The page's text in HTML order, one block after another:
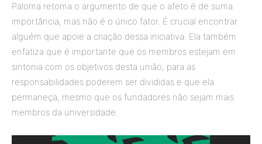
Paloma retoma o argumento de que o afeto é de suma
importância, mas não é o único fator. É crucial encontrar
alguém que apoie a criação dessa iniciativa. Ela também
enfatiza que é importante que os membros estejam em
sintonia com os objetivos desta união, para as
responsabilidades poderem ser divididas e que ela
permaneça, mesmo que os fundadores não sejam mais
membros da universidade.